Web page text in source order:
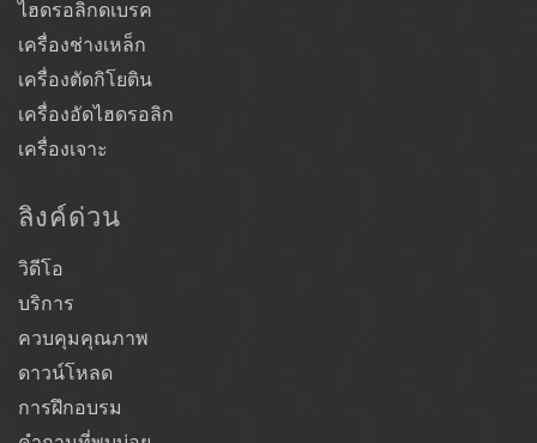
ไฮดรอลิกดเบรค
เครื่องช่างเหล็ก
เครื่องตัดกิโยติน
เครื่องอัดไฮดรอลิก
เครื่องเจาะ
ลิงค์ด่วน
วิดีโอ
บริการ
ควบคุมคุณภาพ
ดาวน์โหลด
การฝึกอบรม